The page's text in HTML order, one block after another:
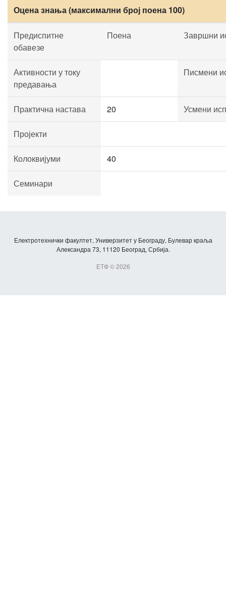
Оцена знања (максимални број поена 100)
Предиспитне
обавезе
Поена Завршни
Активности у току
предавања
Писмени
Практична настава 20 Усмени
Пројекти
Колоквијуми 40
Семинари
Електротехнички факултет, Универзитет у Београду, Булевар краља
Александра 73, 11120 Београд, Србија.
ЕТФ © 2026